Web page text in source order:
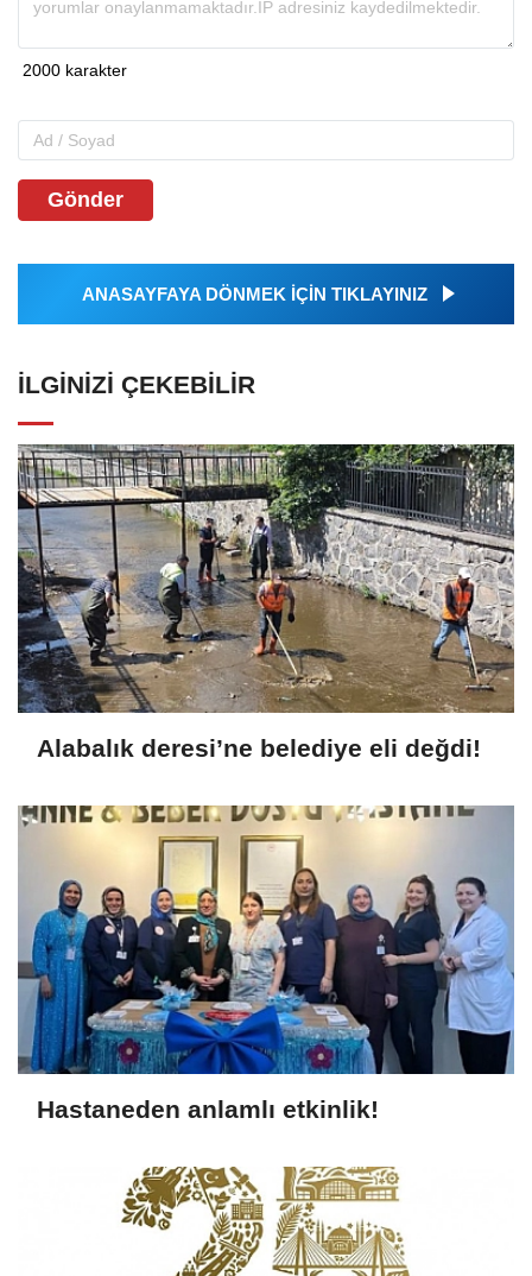
Gönder
ANASAYFAYA DÖNMEK İÇİN TIKLAYINIZ
İLGINIZI ÇEKEBILIR
Alabalık deresi’ne belediye eli değdi!
Hastaneden anlamlı etkinlik!